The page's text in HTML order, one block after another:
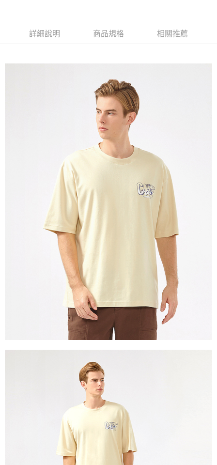
付款後7-11取貨
每筆NT$130，滿NT$1,000(含以上)免運費
詳細說明 商品規格 相關推薦